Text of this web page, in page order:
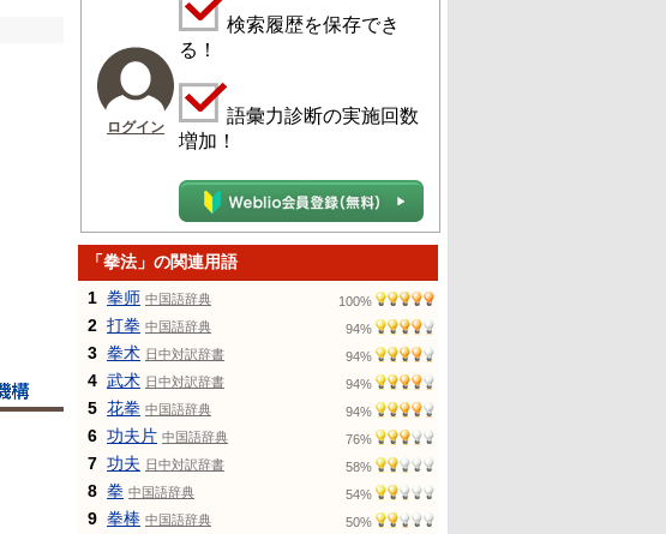
ログイン
検索履歴を保存でき
る！
語彙力診断の実施回数
増加！
「拳法」の関連用語
1 拳师 中国語辞典 100%
2 打拳 中国語辞典 94%
3 拳术 日中対訳辞書 94%
4 武术 日中対訳辞書 94%
5 花拳 中国語辞典 94%
6 功夫片 中国語辞典 76%
7 功夫 日中対訳辞書 58%
8 拳 中国語辞典 54%
9 拳棒 中国語辞典 50%